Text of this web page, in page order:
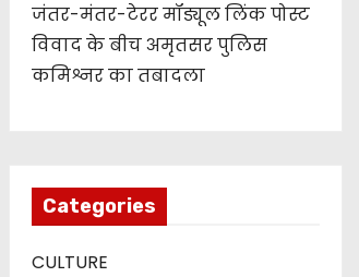
जंतर-मंतर-टेरर मॉड्यूल लिंक पोस्ट
विवाद के बीच अमृतसर पुलिस
कमिश्नर का तबादला
Categories
CULTURE